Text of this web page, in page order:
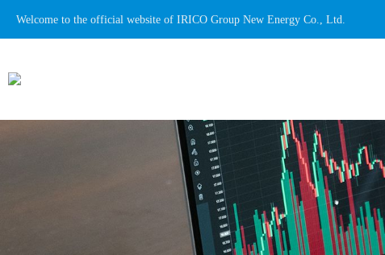
Welcome to the official website of IRICO Group New Energy Co., Ltd.